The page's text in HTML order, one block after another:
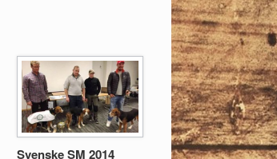
Svenske SM 2014